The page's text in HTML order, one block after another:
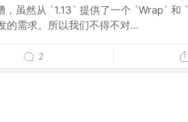
虽然从 `1.13` 提供了一个 `Wrap` 和
的需求。所以我们不得不对...
2